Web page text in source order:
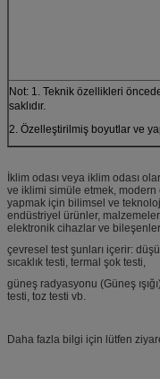
Not: 1. Teknik özellikleri
saklıdır.
2. Özelleştirilmiş boyutlar ve
İklim odası veya iklim odası
ve iklimi simüle etmek, modern
yapmak için bilimsel ve
endüstriyel ürünler,
elektronik cihazlar ve
çevresel test şunları içerir:
sıcaklık testi, termal şok testi,
güneş radyasyonu (Güneş
testi, toz testi vb.
Daha fazla bilgi için lütfen